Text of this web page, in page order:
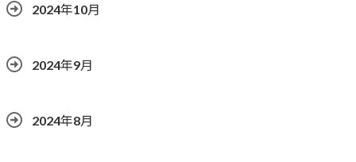
2024年10月
2024年9月
2024年8月